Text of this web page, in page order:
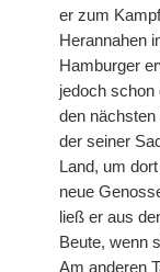
er zum
Herannahen
Hamburger
jedoch schon
den
der seiner
Land, um
neue
ließ er aus
Beute, wenn
Am anderen